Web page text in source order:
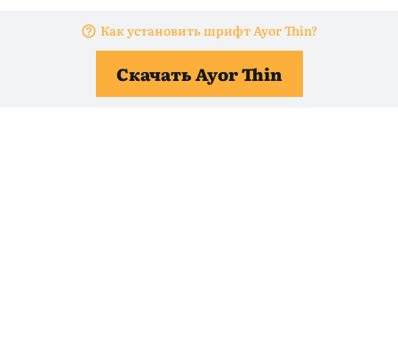
Как установить шрифт Ayor Thin?
Скачать Ayor Thin